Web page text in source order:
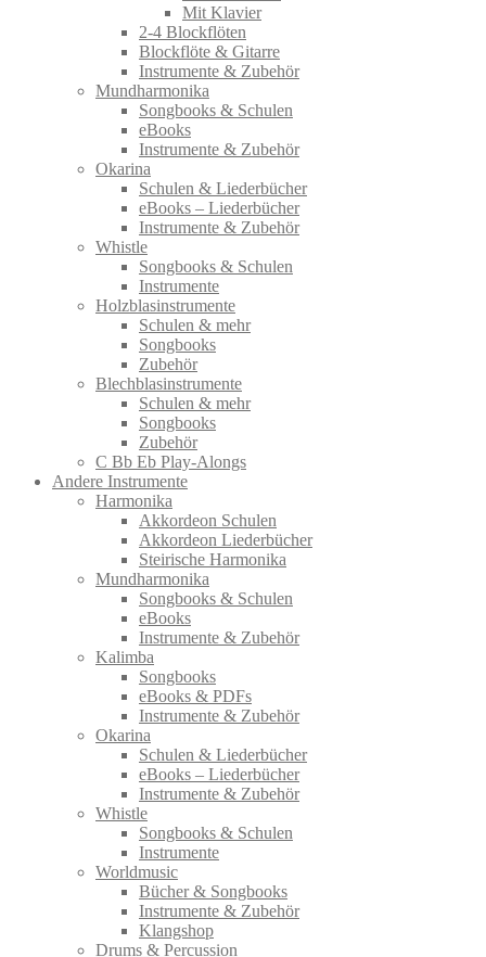
Mit Klavier
2-4 Blockflöten
Blockflöte & Gitarre
Instrumente & Zubehör
Mundharmonika
Songbooks & Schulen
eBooks
Instrumente & Zubehör
Okarina
Schulen & Liederbücher
eBooks – Liederbücher
Instrumente & Zubehör
Whistle
Songbooks & Schulen
Instrumente
Holzblasinstrumente
Schulen & mehr
Songbooks
Zubehör
Blechblasinstrumente
Schulen & mehr
Songbooks
Zubehör
C Bb Eb Play-Alongs
Andere Instrumente
Harmonika
Akkordeon Schulen
Akkordeon Liederbücher
Steirische Harmonika
Mundharmonika
Songbooks & Schulen
eBooks
Instrumente & Zubehör
Kalimba
Songbooks
eBooks & PDFs
Instrumente & Zubehör
Okarina
Schulen & Liederbücher
eBooks – Liederbücher
Instrumente & Zubehör
Whistle
Songbooks & Schulen
Instrumente
Worldmusic
Bücher & Songbooks
Instrumente & Zubehör
Klangshop
Drums & Percussion